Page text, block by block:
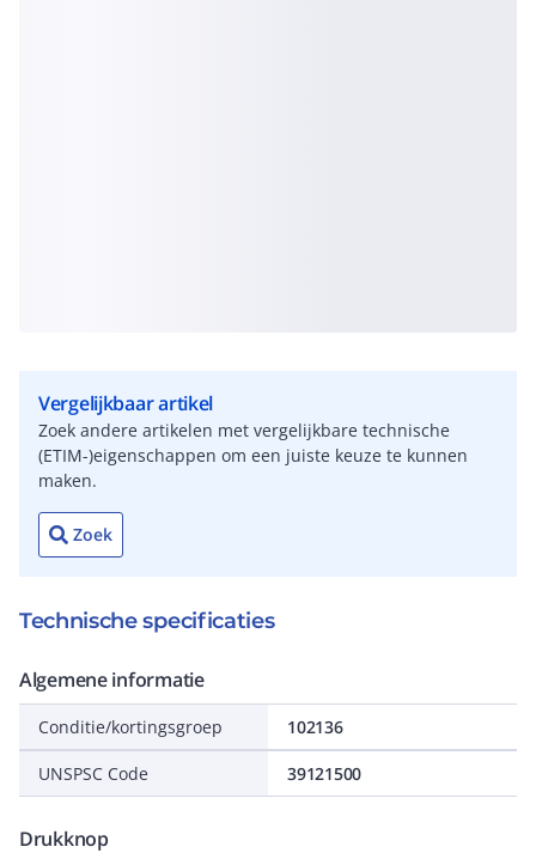
Vergelijkbaar artikel
Zoek andere artikelen met vergelijkbare technische
(ETIM-)eigenschappen om een juiste keuze te kunnen
maken.
Zoek
Technische specificaties
Algemene informatie
Conditie/kortingsgroep 102136
UNSPSC Code 39121500
Drukknop